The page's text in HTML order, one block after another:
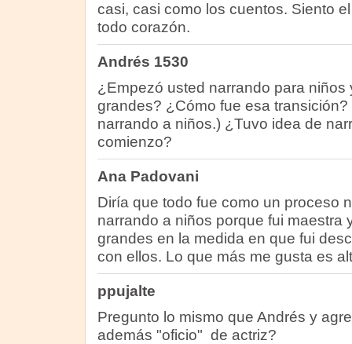
casi, casi como los cuentos. Siento
todo corazón.
Andrés 1530
¿Empezó usted narrando para niños
grandes? ¿Cómo fue esa
narrando a niños.) ¿Tuvo idea de
comienzo?
Ana Padovani
Diría que todo fue como un proceso
narrando a niños porque fui maestra
grandes en la medida en que fui
con ellos. Lo que más me gusta es
ppujalte
Pregunto lo mismo que Andrés y
además "oficio" de actriz?